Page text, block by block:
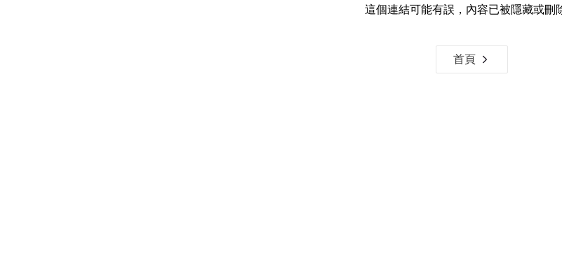
這個連結可能有誤，內容已被隱藏或刪
首頁